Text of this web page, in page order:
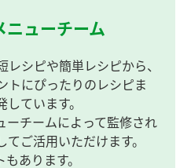
ニューチーム
レシピや簡単レシピから、
トにぴったりのレシピま
ています。
ーチームによって監修され
ご活用いただけます。
あります。